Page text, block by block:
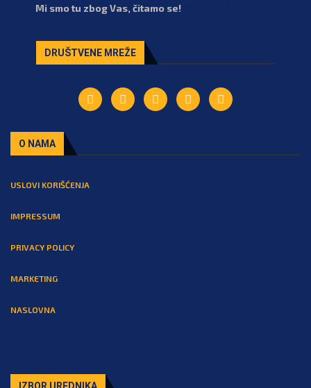
Mi smo tu zbog Vas, čitamo se!
DRUŠTVENE MREŽE
O NAMA
USLOVI KORIŠĆENJA
IMPRESSUM
PRIVACY POLICY
MARKETING
NASLOVNA